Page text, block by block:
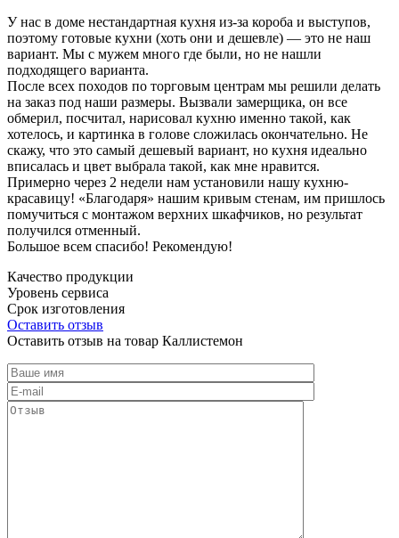
У нас в доме нестандартная кухня из-за короба и выступов,
поэтому готовые кухни (хоть они и дешевле) — это не наш
вариант. Мы с мужем много где были, но не нашли
подходящего варианта.
После всех походов по торговым центрам мы решили делать
на заказ под наши размеры. Вызвали замерщика, он все
обмерил, посчитал, нарисовал кухню именно такой, как
хотелось, и картинка в голове сложилась окончательно. Не
скажу, что это самый дешевый вариант, но кухня идеально
вписалась и цвет выбрала такой, как мне нравится.
Примерно через 2 недели нам установили нашу кухню-
красавицу! «Благодаря» нашим кривым стенам, им пришлось
помучиться с монтажом верхних шкафчиков, но результат
получился отменный.
Большое всем спасибо! Рекомендую!
Качество продукции
Уровень сервиса
Срок изготовления
Оставить отзыв
Оставить отзыв на товар Каллистемон